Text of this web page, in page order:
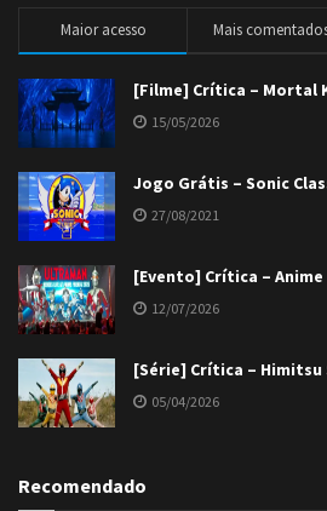
Maior acesso Mais
[Filme] Crítica – Mortal
15/05/2026
Jogo Grátis – Sonic
27/08/2021
[Evento] Crítica – Anime
12/07/2026
[Série] Crítica –
05/04/2026
Recomendado